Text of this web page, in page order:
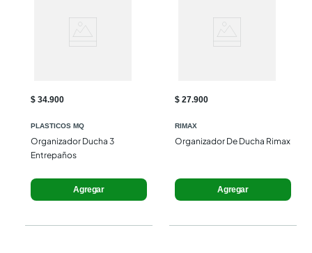
$ 34.900
PLASTICOS MQ
Organizador Ducha 3
Entrepaños
Agregar
$ 27.900
RIMAX
Organizador De Ducha Rimax
Agregar